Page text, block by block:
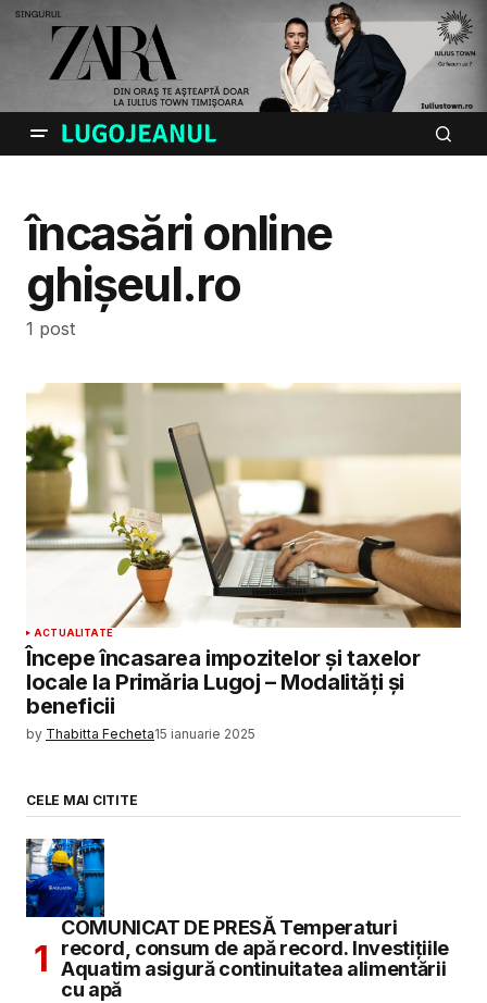
încasări online
ghișeul.ro
1 post
ACTUALITATE
Începe încasarea impozitelor și taxelor
locale la Primăria Lugoj – Modalități și
beneficii
by Thabitta Fecheta15 ianuarie 2025
CELE MAI CITITE
COMUNICAT DE PRESĂ Temperaturi
record, consum de apă record. Investițiile
Aquatim asigură continuitatea alimentării
cu apă